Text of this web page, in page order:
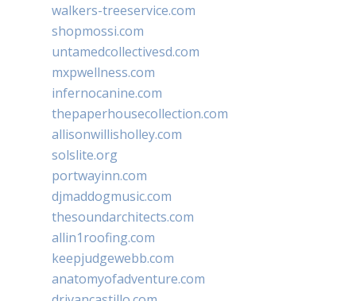
walkers-treeservice.com
shopmossi.com
untamedcollectivesd.com
mxpwellness.com
infernocanine.com
thepaperhousecollection.com
allisonwillisholley.com
solslite.org
portwayinn.com
djmaddogmusic.com
thesoundarchitects.com
allin1roofing.com
keepjudgewebb.com
anatomyofadventure.com